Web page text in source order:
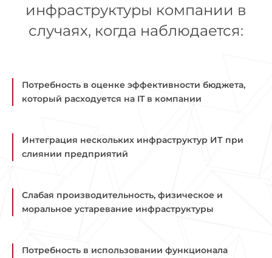
инфраструктуры компании в
случаях, когда наблюдается:
Потребность в оценке эффективности бюджета,
который расходуется на IT в компании
Интеграция нескольких инфраструктур ИТ при
слиянии предприятий
Слабая производительность, физическое и
моральное устаревание инфраструктуры
Потребность в использовании функционала